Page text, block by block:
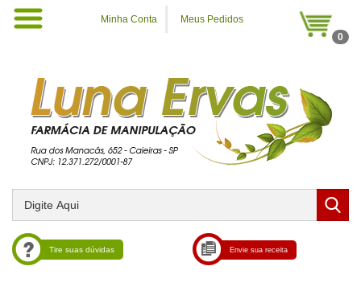
Minha Conta
Meus Pedidos
0
Tire suas dúvidas Envie sua receita